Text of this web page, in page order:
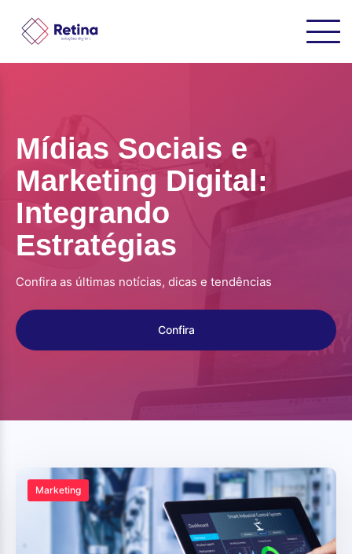
Mídias Sociais e
Marketing Digital:
Integrando
Estratégias
Confira as últimas notícias, dicas e tendências
Confira
Marketing